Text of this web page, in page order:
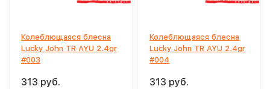
Колеблющаяся блесна
Lucky John TR AYU 2.4gr
#003
313 руб.
Колеблющаяся блесна
Lucky John TR AYU 2.4gr
#004
313 руб.